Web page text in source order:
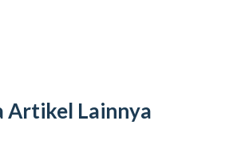
Artikel Lainnya